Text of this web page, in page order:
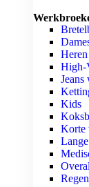
Heren
High-
Jeans
Kids
Korte